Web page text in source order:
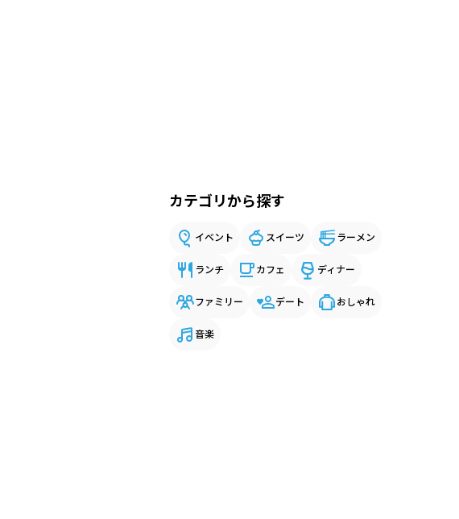
カテゴリから探す
イベント スイーツ ラーメン
ランチ カフェ ディナー
ファミリー デート おしゃれ
音楽